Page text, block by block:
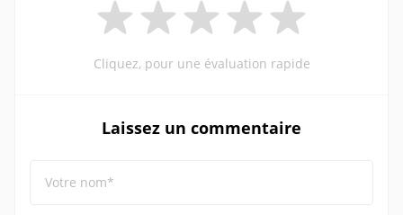
Cliquez, pour une évaluation rapide
Laissez un commentaire
Votre nom*